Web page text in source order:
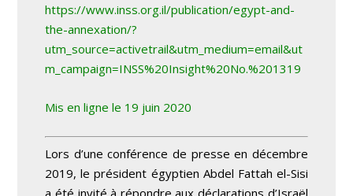
https://www.inss.org.il/publication/egypt-and-
the-annexation/?
utm_source=activetrail&utm_medium=email&ut
m_campaign=INSS%20Insight%20No.%201319
Mis en ligne le 19 juin 2020
Lors d’une conférence de presse en décembre
2019, le président égyptien Abdel Fattah el-Sisi
a été invité à répondre aux déclarations d’Israël